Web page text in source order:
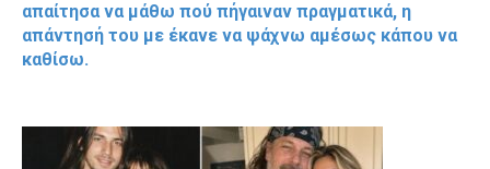
απαίτησα να μάθω πού πήγαιναν πραγματικά, η
απάντησή του με έκανε να ψάχνω αμέσως κάπου να
καθίσω.